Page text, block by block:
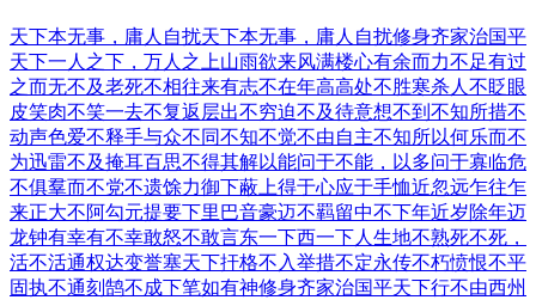
天下本无事，庸人自扰天下本无事，庸人自扰修身齐家治国平
天下一人之下，万人之上山雨欲来风满楼心有余而力不足有过
之而无不及老死不相往来有志不在年高高处不胜寒杀人不眨眼
皮笑肉不笑一去不复返 层出不穷迫不及待意想不到 不知所措不
动声色爱不释手与众不同不知不觉不由自主不知所以何乐而不
为迅雷不及掩耳百思不得其解以能问于不能，以多问于寡临危
不俱羣而不党不遗馀力御下蔽上得于心应于手恤近忽远乍往乍
来正大不阿勾元提要下里巴音豪迈不羁留中不下年近岁除年迈
龙钟有幸有不幸敢怒不敢言东一下西一下人生地不熟死不死，
活不活通权达变誉塞天下扞格不入举措不定永传不朽愤恨不平
固执不通刻鹄不成下笔如有神修身齐家治国平天下行不由西州